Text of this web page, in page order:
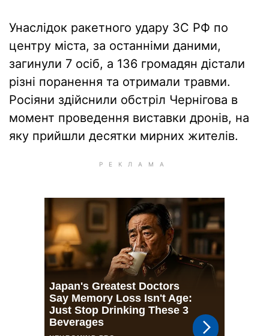
Унаслідок ракетного удару ЗС РФ по
центру міста, за останніми даними,
загинули 7 осіб, а 136 громадян дістали
різні поранення та отримали травми.
Росіяни здійснили обстріл Чернігова в
момент проведення виставки дронів, на
яку прийшли десятки мирних жителів.